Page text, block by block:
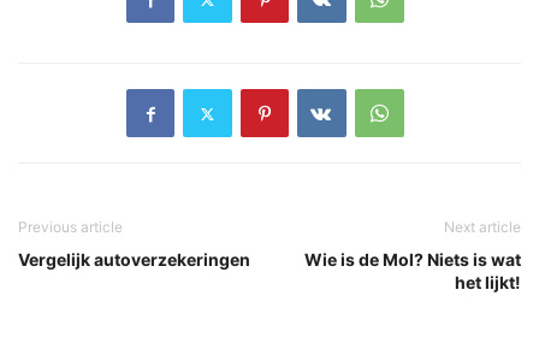
Previous article
Vergelijk autoverzekeringen
Next article
Wie is de Mol? Niets is wat
het lijkt!